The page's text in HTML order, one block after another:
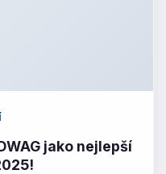
jako nejlepší